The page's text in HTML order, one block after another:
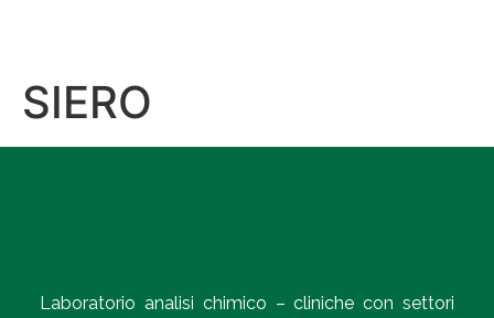
SIERO
Laboratorio analisi chimico – cliniche con settori